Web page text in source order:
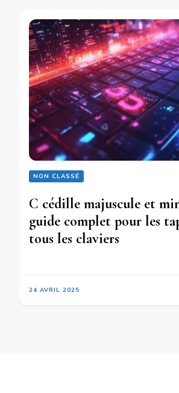
NON CLASSÉ
C cédille majuscule et
guide complet pour les
tous les claviers
24 AVRIL 2025